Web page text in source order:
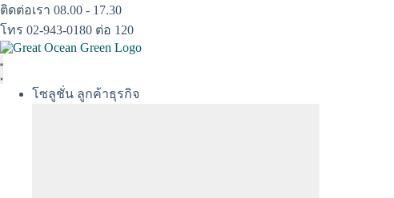
Skip
to
content
ติดต่อเรา 08.00 - 17.30
โทร 02-943-0180 ต่อ 120
โซลูชั่น ลูกค้าธุรกิจ